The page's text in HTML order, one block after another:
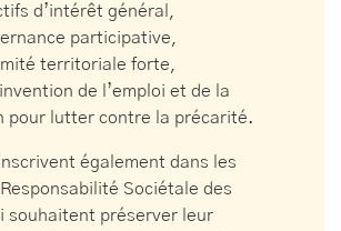
d’intérêt général,
participative,
territoriale forte,
de l’emploi et de la
pour lutter contre la précarité.
également dans les
Sociétale des
souhaitent préserver leur